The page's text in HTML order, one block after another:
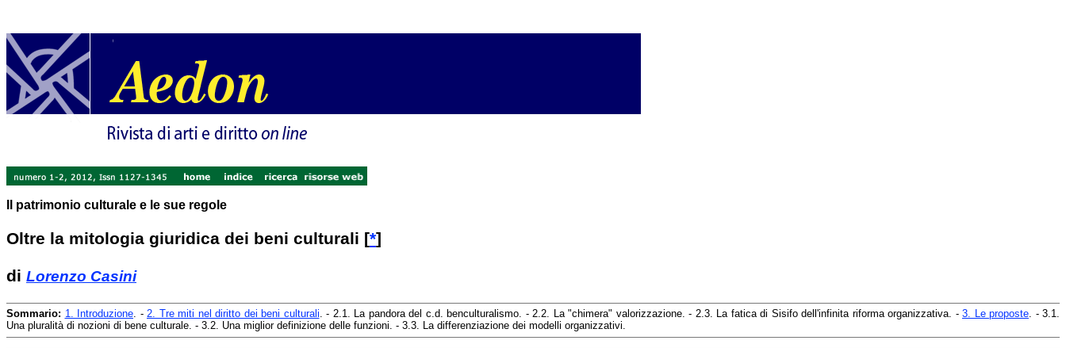
Il patrimonio culturale e le sue regole
Oltre la mitologia giuridica dei beni culturali [*]
di Lorenzo Casini
Sommario: 1. Introduzione. - 2. Tre miti nel diritto dei beni culturali. - 2.1. La pandora del c.d. benculturalismo. - 2.2. La "chimera" valorizzazione. - 2.3. La fatica di Sisifo dell'infinita riforma organizzativa. - 3. Le proposte. - 3.1.
Una pluralità di nozioni di bene culturale. - 3.2. Una miglior definizione delle funzioni. - 3.3. La differenziazione dei modelli organizzativi.